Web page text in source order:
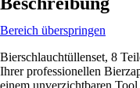
Bereich überspringen
Bierschlauchtüllenset, 8
Ihrer professionellen
einem unverzichtbaren